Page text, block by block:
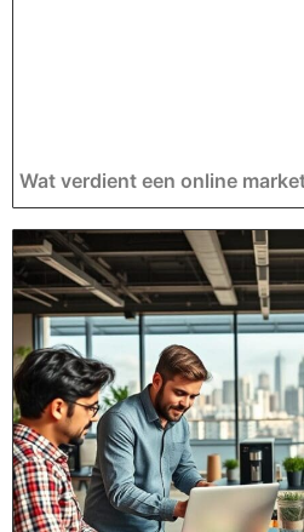
Wat verdient een online